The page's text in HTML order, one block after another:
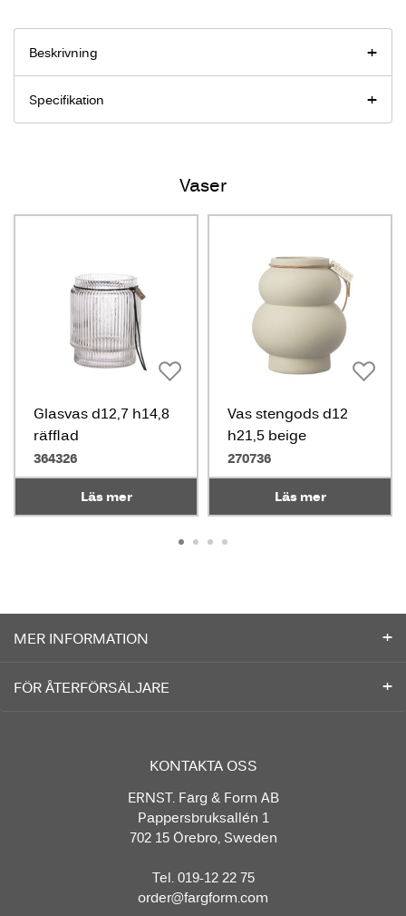
Beskrivning
Specifikation
Vaser
Glasvas d12,7 h14,8
räfflad
364326
Läs mer
Vas stengods d12
h21,5 beige
270736
Läs mer
MER INFORMATION
FÖR ÅTERFÖRSÄLJARE
KONTAKTA OSS
ERNST. Färg & Form AB
Pappersbruksallén 1
702 15 Örebro, Sweden
Tel. 019-12 22 75
order@fargform.com